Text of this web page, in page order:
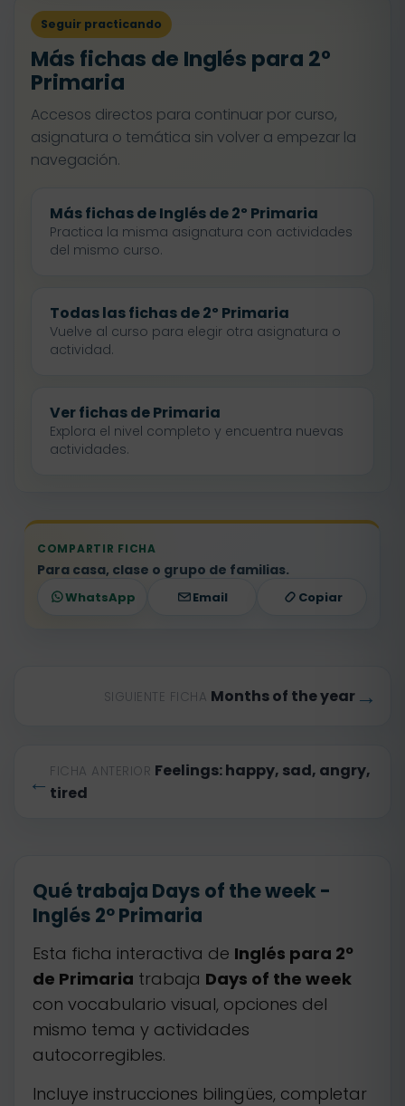
Seguir practicando
Más fichas de Inglés para 2º
Primaria
Accesos directos para continuar por curso,
asignatura o temática sin volver a empezar la
navegación.
Más fichas de Inglés de 2º Primaria
Practica la misma asignatura con actividades
del mismo curso.
Todas las fichas de 2º Primaria
Vuelve al curso para elegir otra asignatura o
actividad.
Ver fichas de Primaria
Explora el nivel completo y encuentra nuevas
actividades.
COMPARTIR FICHA
Para casa, clase o grupo de familias.
WhatsApp Email Copiar
← FICHA ANTERIOR Feelings: happy, sad, angry,
tired
SIGUIENTE FICHA Months of the year →
Qué trabaja Days of the week -
Inglés 2º Primaria
Esta ficha interactiva de Inglés para 2º
de Primaria trabaja Days of the week
con vocabulario visual, opciones del
mismo tema y actividades
autocorregibles.
Incluye instrucciones bilingües, completar